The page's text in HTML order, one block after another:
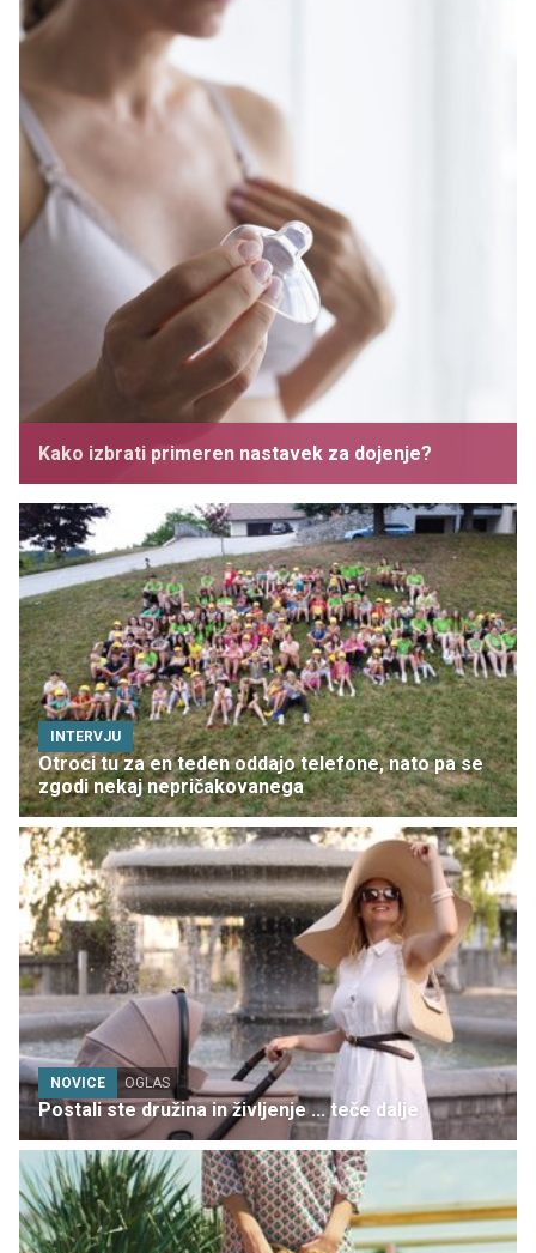
Kako izbrati primeren nastavek za dojenje?
INTERVJU
Otroci tu za en teden oddajo telefone, nato pa se
zgodi nekaj nepričakovanega
NOVICE OGLAS
Postali ste družina in življenje ... teče dalje